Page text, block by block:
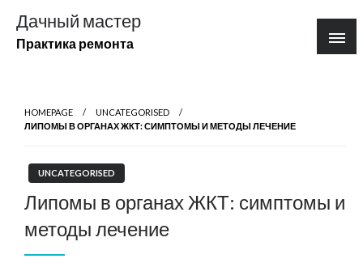
содержимому
Дачный мастер
Практика ремонта
HOMEPAGE
UNCATEGORISED
ЛИПОМЫ В ОРГАНАХ ЖКТ: СИМПТОМЫ И МЕТОДЫ ЛЕЧЕНИЕ
UNCATEGORISED
Липомы в органах ЖКТ: симптомы и
методы лечение